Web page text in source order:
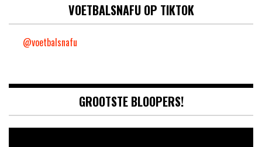
VOETBALSNAFU OP TIKTOK
@voetbalsnafu
GROOTSTE BLOOPERS!